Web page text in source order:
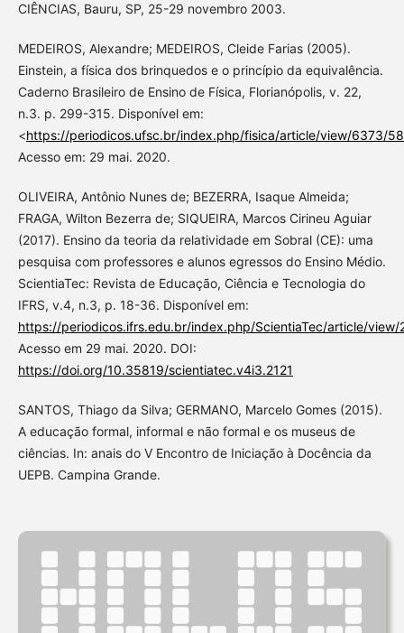
CIÊNCIAS, Bauru, SP, 25-29 novembro 2003.
MEDEIROS, Alexandre; MEDEIROS, Cleide Farias (2005).
Einstein, a física dos brinquedos e o princípio da equivalência.
Caderno Brasileiro de Ensino de Física, Florianópolis, v. 22,
n.3. p. 299-315. Disponível em:
<https://periodicos.ufsc.br/index.php/fisica/article/view/6373/
Acesso em: 29 mai. 2020.
OLIVEIRA, Antônio Nunes de; BEZERRA, Isaque Almeida;
FRAGA, Wilton Bezerra de; SIQUEIRA, Marcos Cirineu Aguiar
(2017). Ensino da teoria da relatividade em Sobral (CE): uma
pesquisa com professores e alunos egressos do Ensino Médio.
ScientiaTec: Revista de Educação, Ciência e Tecnologia do
IFRS, v.4, n.3, p. 18-36. Disponível em:
https://periodicos.ifrs.edu.br/index.php/ScientiaTec/article/view/
Acesso em 29 mai. 2020. DOI:
https://doi.org/10.35819/scientiatec.v4i3.2121
SANTOS, Thiago da Silva; GERMANO, Marcelo Gomes (2015).
A educação formal, informal e não formal e os museus de
ciências. In: anais do V Encontro de Iniciação à Docência da
UEPB. Campina Grande.